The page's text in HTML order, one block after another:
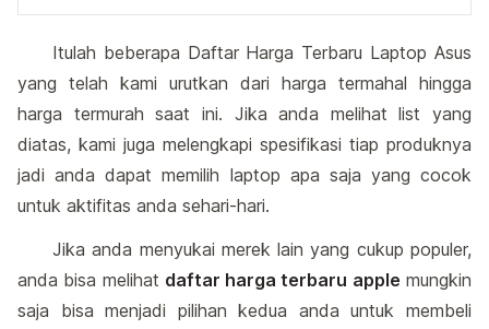
Itulah beberapa Daftar Harga Terbaru Laptop Asus
yang telah kami urutkan dari harga termahal hingga
harga termurah saat ini. Jika anda melihat list yang
diatas, kami juga melengkapi spesifikasi tiap produknya
jadi anda dapat memilih laptop apa saja yang cocok
untuk aktifitas anda sehari-hari.
Jika anda menyukai merek lain yang cukup populer,
anda bisa melihat daftar harga terbaru apple mungkin
saja bisa menjadi pilihan kedua anda untuk membeli